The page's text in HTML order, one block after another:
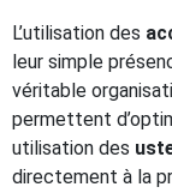
L’utilisation des
leur simple
véritable
permettent
utilisation des
directement à la